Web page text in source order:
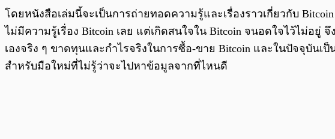
โดยหนังสือเล่มนี้จะเป็นการถ่ายทอดความรู้และเรื่องราวเกี่ยวกับ
ไม่มีความรู้เรื่อง Bitcoin เลย แต่เกิดสนใจใน Bitcoin จนอดใจไว้ไม่อยู่
เองจริง ๆ ขาดทุนและกำไรจริงในการซื้อ-ขาย Bitcoin และในปัจจุบันเ
สำหรับมือใหม่ที่ไม่รู้ว่าจะไปหาข้อมูลจากที่ไหนดี